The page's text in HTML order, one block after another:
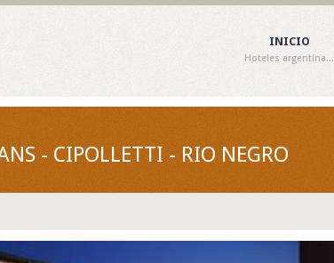
INICIO
Hoteles argentina...
- CIPOLLETTI - RIO NEGRO